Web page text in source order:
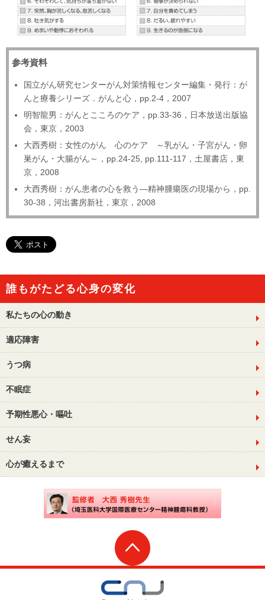
参考資料
国立がん研究センターがん対策情報センター編集・発行：が
んと療養シリーズ．がんと心，pp.2-4，2007
明智龍男：がんとこころのケア，pp.33-36，日本放送出版協
会，東京，2003
大西秀樹：女性のがん 心のケア ～乳がん・子宮がん・卵
巣がん・大腸がん～，pp.24-25, pp.111-117，土屋書店，東
京，2008
大西秀樹：がん患者の心を救う―精神腫瘍医の現場から，pp.
30-38，河出書房新社，東京，2008
誰もがたどる心身の変化
私たちの心の動き
適応障害
うつ病
不眠症
予期性悪心・嘔吐
せん妄
心が癒えるまで